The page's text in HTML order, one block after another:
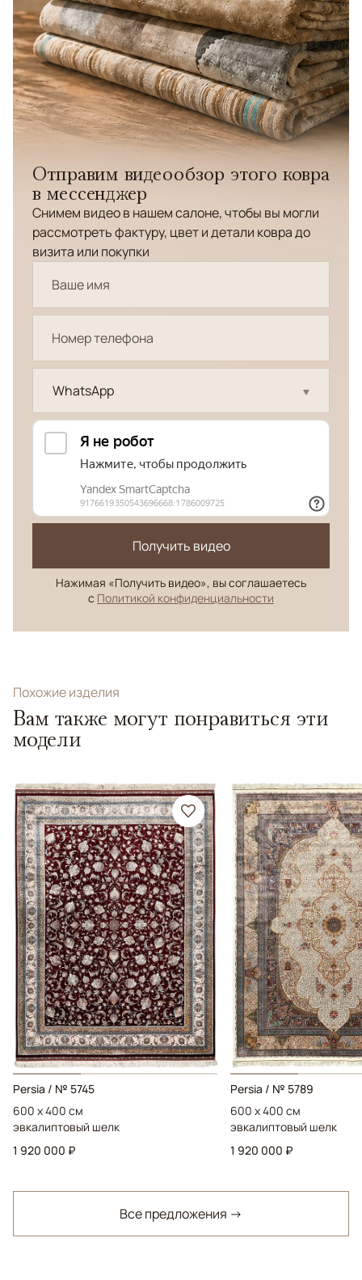
Отправим видеообзор этого ковра
в мессенджер
Снимем видео в нашем салоне, чтобы вы могли
рассмотреть фактуру, цвет и детали ковра до
визита или покупки
WhatsApp
Получить видео
Нажимая «Получить видео», вы соглашаетесь
с Политикой конфиденциальности
Похожие изделия
Вам также могут понравиться эти
модели
Persia / № 5745
600 x 400 см
эвкалиптовый шелк
1 920 000 ₽
Persia / № 5789
600 x 400 см
эвкалиптовый шелк
1 920 000 ₽
Все предложения →